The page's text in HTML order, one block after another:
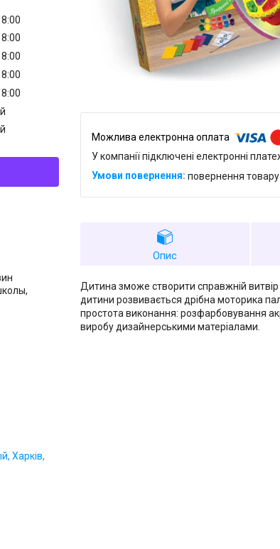
У компанії підключені електронні
повернення
Опис
Дитина зможе створити справжній
дитини розвивається дрібна моторика
простота виконання: розфарбовування
виробу дизайнерськими матеріалами.
Харків,